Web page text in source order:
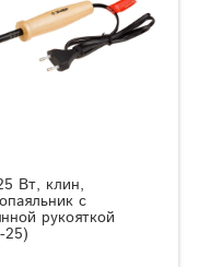
Вт, клин,
с
рукояткой
25)